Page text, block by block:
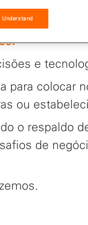
e
para colocar
ou
o respaldo
de
Understand